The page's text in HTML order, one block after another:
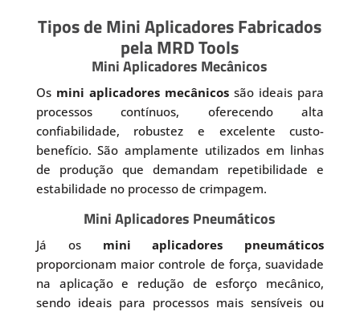
Tipos de Mini Aplicadores Fabricados
pela MRD Tools
Mini Aplicadores Mecânicos
Os mini aplicadores mecânicos são ideais para
processos contínuos, oferecendo alta
confiabilidade, robustez e excelente custo-
benefício. São amplamente utilizados em linhas
de produção que demandam repetibilidade e
estabilidade no processo de crimpagem.
Mini Aplicadores Pneumáticos
Já os mini aplicadores pneumáticos
proporcionam maior controle de força, suavidade
na aplicação e redução de esforço mecânico,
sendo ideais para processos mais sensíveis ou